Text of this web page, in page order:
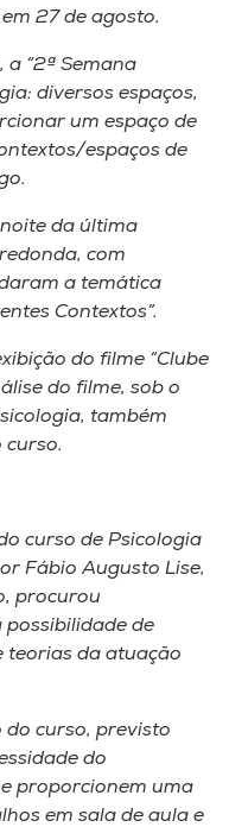
27 de agosto.
“2ª Semana
diversos espaços,
um espaço de
espaços de
da última
com
a temática
Contextos”.
do filme “Clube
do filme, sob o
também
curso.
curso de Psicologia
Fábio Augusto Lise,
procurou
de
teorias da atuação
do curso, previsto
do
proporcionem uma
em sala de aula e